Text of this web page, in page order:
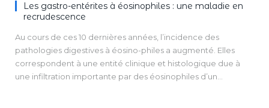
Les gastro-entérites à éosinophiles : une maladie en
recrudescence
Au cours de ces 10 dernières années, l’incidence des
pathologies digestives à éosino-philes a augmenté. Elles
correspondent à une entité clinique et histologique due à
une infiltration importante par des éosinophiles d’un